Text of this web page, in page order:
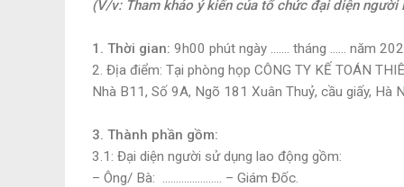
(V/v: Tham khảo ý kiến của tổ chức đại diện người
1. Thời gian: 9h00 phút ngày ……. tháng …… năm
2. Địa điểm: Tại phòng họp CÔNG TY KẾ TOÁN
Nhà B11, Số 9A, Ngõ 181 Xuân Thuỷ, cầu giấy, Hà
3. Thành phần gồm:
3.1: Đại diện người sử dụng lao động gồm:
– Ông/ Bà: …………………. – Giám Đốc.